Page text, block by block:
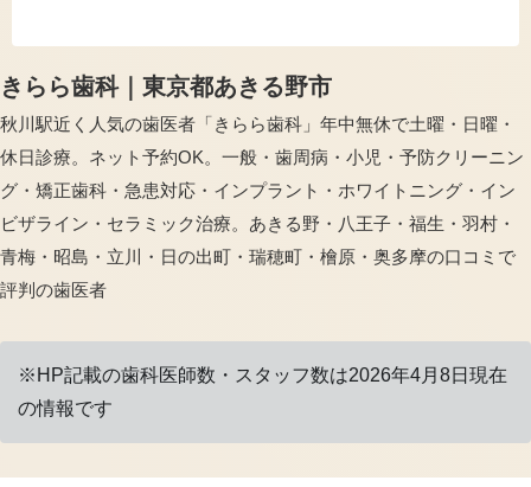
きらら歯科｜東京都あきる野市
秋川駅近く人気の歯医者「きらら歯科」年中無休で土曜・日曜・
休日診療。ネット予約OK。一般・歯周病・小児・予防クリーニン
グ・矯正歯科・急患対応・インプラント・ホワイトニング・イン
ビザライン・セラミック治療。あきる野・八王子・福生・羽村・
青梅・昭島・立川・日の出町・瑞穂町・檜原・奥多摩の口コミで
評判の歯医者
※HP記載の歯科医師数・スタッフ数は2026年4月8日現在
の情報です